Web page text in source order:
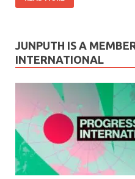
JUNPUTH IS A
INTERNATIONAL